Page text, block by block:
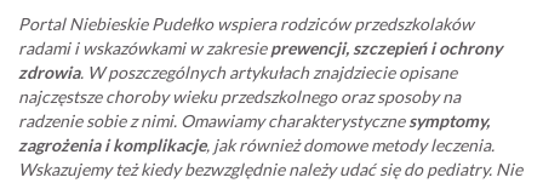
Portal Niebieskie Pudełko wspiera rodziców przedszkolaków
radami i wskazówkami w zakresieprewencji, szczepień i ochrony
zdrowia. W poszczególnych artykułach znajdziecie opisane
najczęstsze choroby wieku przedszkolnego oraz sposoby na
radzenie sobie z nimi. Omawiamy charakterystycznesymptomy,
zagrożenia i komplikacje, jak również domowe metody leczenia.
Wskazujemy też kiedy bezwzględnie należy udać się do pediatry. Nie